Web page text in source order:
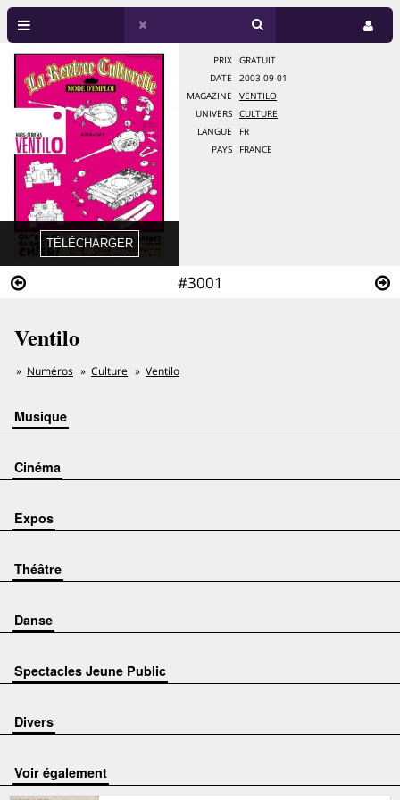
#3001
PRIX
GRATUIT
DATE
2003-09-01
MAGAZINE
VENTILO
UNIVERS
CULTURE
LANGUE
FR
PAYS
FRANCE
Ventilo
Numéros Culture Ventilo
Musique
Cinéma
Expos
Théâtre
Danse
Spectacles Jeune Public
Divers
voir également